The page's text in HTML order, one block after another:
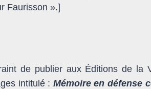
Faurisson ».]
de publier aux Éditions de la
intitulé : Mémoire en défense